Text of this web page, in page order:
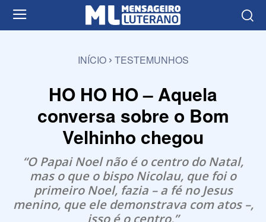
INÍCIO TESTEMUNHOS
HO HO HO – Aquela
conversa sobre o Bom
Velhinho chegou
“O Papai Noel não é o centro do Natal,
mas o que o bispo Nicolau, que foi o
primeiro Noel, fazia – a fé no Jesus
menino, que ele demonstrava com atos –,
isso é o centro.”